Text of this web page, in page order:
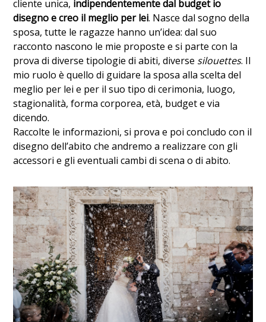
cliente unica, indipendentemente dal budget io
disegno e creo il meglio per lei. Nasce dal sogno della
sposa, tutte le ragazze hanno un’idea: dal suo
racconto nascono le mie proposte e si parte con la
prova di diverse tipologie di abiti, diverse silouettes. Il
mio ruolo è quello di guidare la sposa alla scelta del
meglio per lei e per il suo tipo di cerimonia, luogo,
stagionalità, forma corporea, età, budget e via
dicendo.
Raccolte le informazioni, si prova e poi concludo con il
disegno dell’abito che andremo a realizzare con gli
accessori e gli eventuali cambi di scena o di abito.